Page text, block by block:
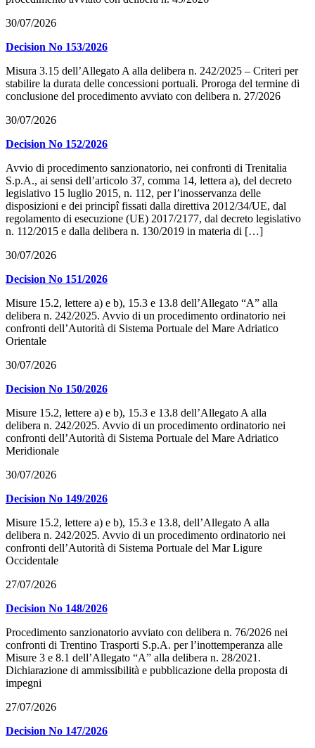
30/07/2026
Decision No 153/2026
Misura 3.15 dell’Allegato A alla delibera n. 242/2025 – Criteri per
stabilire la durata delle concessioni portuali. Proroga del termine di
conclusione del procedimento avviato con delibera n. 27/2026
30/07/2026
Decision No 152/2026
Avvio di procedimento sanzionatorio, nei confronti di Trenitalia
S.p.A., ai sensi dell’articolo 37, comma 14, lettera a), del decreto
legislativo 15 luglio 2015, n. 112, per l’inosservanza delle
disposizioni e dei principî fissati dalla direttiva 2012/34/UE, dal
regolamento di esecuzione (UE) 2017/2177, dal decreto legislativo
n. 112/2015 e dalla delibera n. 130/2019 in materia di […]
30/07/2026
Decision No 151/2026
Misure 15.2, lettere a) e b), 15.3 e 13.8 dell’Allegato “A” alla
delibera n. 242/2025. Avvio di un procedimento ordinatorio nei
confronti dell’Autorità di Sistema Portuale del Mare Adriatico
Orientale
30/07/2026
Decision No 150/2026
Misure 15.2, lettere a) e b), 15.3 e 13.8 dell’Allegato A alla
delibera n. 242/2025. Avvio di un procedimento ordinatorio nei
confronti dell’Autorità di Sistema Portuale del Mare Adriatico
Meridionale
30/07/2026
Decision No 149/2026
Misure 15.2, lettere a) e b), 15.3 e 13.8, dell’Allegato A alla
delibera n. 242/2025. Avvio di un procedimento ordinatorio nei
confronti dell’Autorità di Sistema Portuale del Mar Ligure
Occidentale
27/07/2026
Decision No 148/2026
Procedimento sanzionatorio avviato con delibera n. 76/2026 nei
confronti di Trentino Trasporti S.p.A. per l’inottemperanza alle
Misure 3 e 8.1 dell’Allegato “A” alla delibera n. 28/2021.
Dichiarazione di ammissibilità e pubblicazione della proposta di
impegni
27/07/2026
Decision No 147/2026